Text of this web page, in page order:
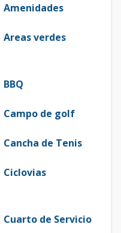
Amenidades
Areas verdes
BBQ
Campo de golf
Cancha de Tenis
Ciclovias
Cuarto de Servicio